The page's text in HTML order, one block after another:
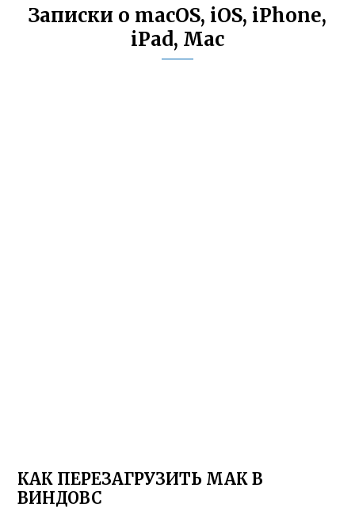
Записки о macOS, iOS, iPhone,
iPad, Mac
КАК ПЕРЕЗАГРУЗИТЬ МАК В
ВИНДОВС